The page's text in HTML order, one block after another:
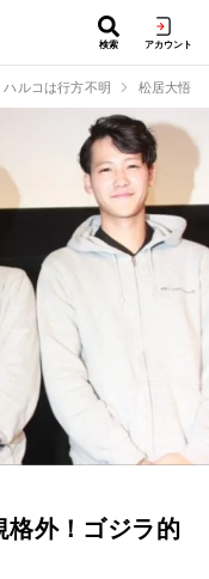
検索 アカウント
ハルコは行方不明 松居大悟監
格外！ゴジラ的